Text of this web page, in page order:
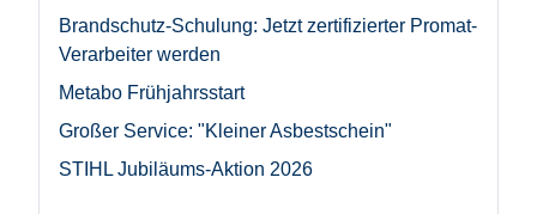
Brandschutz-Schulung: Jetzt zertifizierter Promat-
Verarbeiter werden
Metabo Frühjahrsstart
Großer Service: "Kleiner Asbestschein"
STIHL Jubiläums-Aktion 2026